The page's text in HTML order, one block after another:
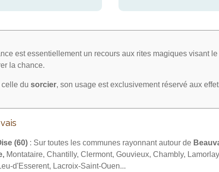
est essentiellement un recours aux rites magiques visant le
la chance.
celle du sorcier, son usage est exclusivement réservé aux
(60) : Sur toutes les communes rayonnant autour de
Montataire, Chantilly, Clermont, Gouvieux, Chambly,
d'Esserent, Lacroix-Saint-Ouen...